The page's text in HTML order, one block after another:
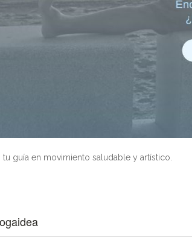
tu guía en movimiento saludable y artístico.